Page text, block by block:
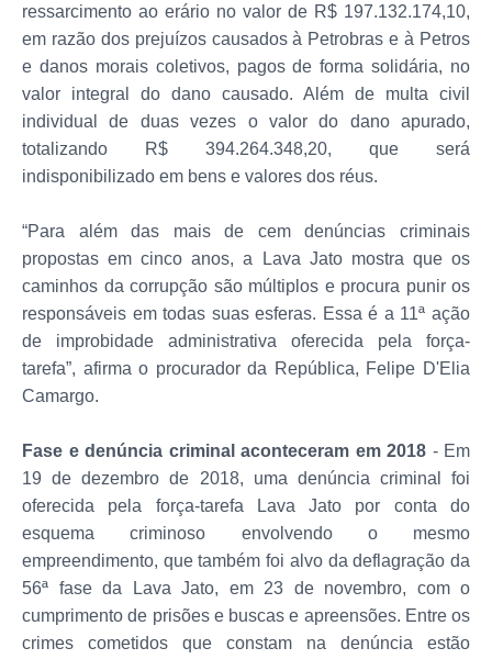
ressarcimento ao erário no valor de R$ 197.132.174,10,
em razão dos prejuízos causados à Petrobras e à Petros
e danos morais coletivos, pagos de forma solidária, no
valor integral do dano causado. Além de multa civil
individual de duas vezes o valor do dano apurado,
totalizando R$ 394.264.348,20, que será
indisponibilizado em bens e valores dos réus.
“Para além das mais de cem denúncias criminais
propostas em cinco anos, a Lava Jato mostra que os
caminhos da corrupção são múltiplos e procura punir os
responsáveis em todas suas esferas. Essa é a 11ª ação
de improbidade administrativa oferecida pela força-
tarefa”, afirma o procurador da República, Felipe D'Elia
Camargo.
Fase e denúncia criminal aconteceram em 2018 - Em
19 de dezembro de 2018, uma denúncia criminal foi
oferecida pela força-tarefa Lava Jato por conta do
esquema criminoso envolvendo o mesmo
empreendimento, que também foi alvo da deflagração da
56ª fase da Lava Jato, em 23 de novembro, com o
cumprimento de prisões e buscas e apreensões. Entre os
crimes cometidos que constam na denúncia estão